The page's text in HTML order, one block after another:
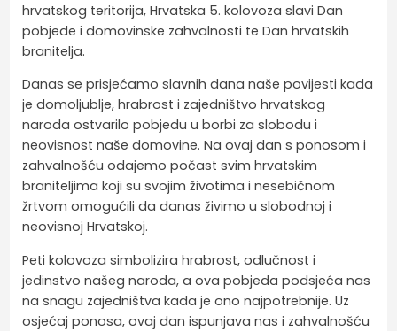
hrvatskog teritorija, Hrvatska 5. kolovoza slavi Dan
pobjede i domovinske zahvalnosti te Dan hrvatskih
branitelja.
Danas se prisjećamo slavnih dana naše povijesti kada
je domoljublje, hrabrost i zajedništvo hrvatskog
naroda ostvarilo pobjedu u borbi za slobodu i
neovisnost naše domovine. Na ovaj dan s ponosom i
zahvalnošću odajemo počast svim hrvatskim
braniteljima koji su svojim životima i nesebičnom
žrtvom omogućili da danas živimo u slobodnoj i
neovisnoj Hrvatskoj.
Peti kolovoza simbolizira hrabrost, odlučnost i
jedinstvo našeg naroda, a ova pobjeda podsjeća nas
na snagu zajedništva kada je ono najpotrebnije. Uz
osjećaj ponosa, ovaj dan ispunjava nas i zahvalnošću